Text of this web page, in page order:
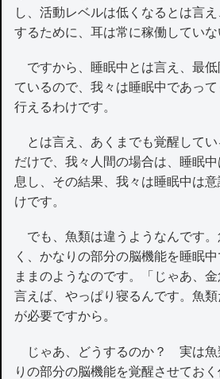
し、活動レベルは低くなるとは言
するために、耳は常に稼働していな
ですから、睡眠中とは言え、最低
ているので、我々は睡眠中であっ
行えるわけです。
とは言え、あくまでも覚醒して
だけで、我々人間の場合は、睡眠
息し、その結果、我々は睡眠中は
けです。
でも、魚類は違うようなんです。
く、かなりの部分の脳機能を睡眠
ままのようなのです。「じゃあ、
言えば、やっぱり寝るんです。魚
が必要ですから。
じゃあ、どうするのか？ 実は魚
りの部分の脳機能を覚醒させてお